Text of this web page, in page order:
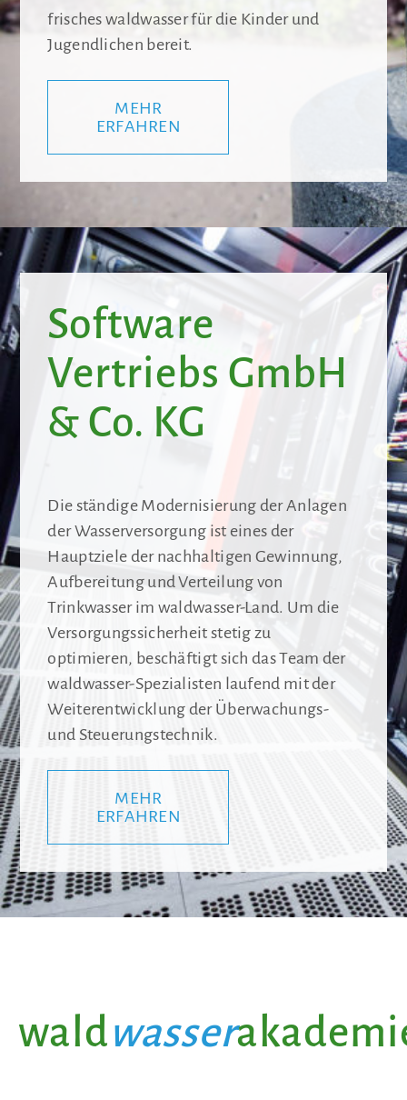
frisches waldwasser für die Kinder und
Jugendlichen bereit.
MEHR
ERFAHREN
Software
Vertriebs GmbH
& Co. KG
Die ständige Modernisierung der Anlagen
der Wasserversorgung ist eines der
Hauptziele der nachhaltigen Gewinnung,
Aufbereitung und Verteilung von
Trinkwasser im waldwasser-Land. Um die
Versorgungssicherheit stetig zu
optimieren, beschäftigt sich das Team der
waldwasser-Spezialisten laufend mit der
Weiterentwicklung der Überwachungs-
und Steuerungstechnik.
MEHR
ERFAHREN
waldwasser